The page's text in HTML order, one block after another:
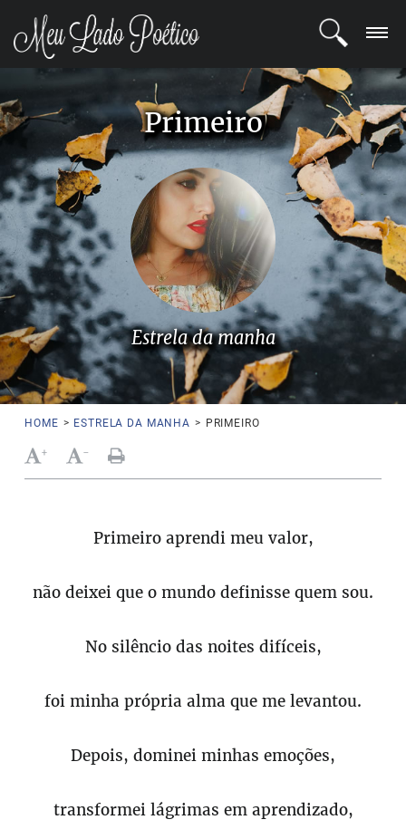
REGISTRO
POETAS
BLOG
COMUNIDADE
Primeiro
Estrela da manha
HOME > ESTRELA DA MANHA > PRIMEIRO
+ -
Primeiro aprendi meu valor,
não deixei que o mundo definisse quem sou.
No silêncio das noites difíceis,
foi minha própria alma que me levantou.
Depois, dominei minhas emoções,
transformei lágrimas em aprendizado,